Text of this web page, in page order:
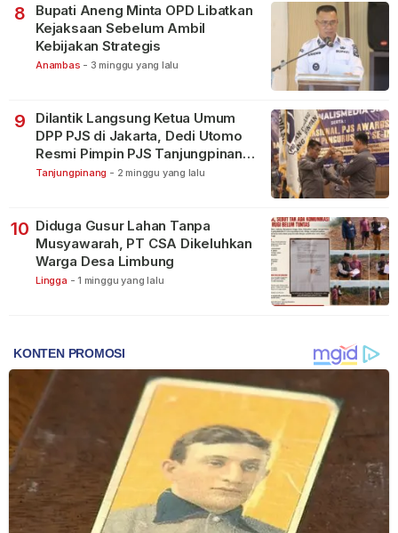
8
Bupati Aneng Minta OPD Libatkan
Kejaksaan Sebelum Ambil
Kebijakan Strategis
Anambas - 3 minggu yang lalu
9
Dilantik Langsung Ketua Umum
DPP PJS di Jakarta, Dedi Utomo
Resmi Pimpin PJS Tanjungpinang-
Bintan
Tanjungpinang - 2 minggu yang lalu
10 Diduga Gusur Lahan Tanpa
Musyawarah, PT CSA Dikeluhkan
Warga Desa Limbung
Lingga - 1 minggu yang lalu